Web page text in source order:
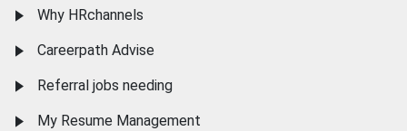
Why HRchannels
Careerpath Advise
Referral jobs needing
My Resume Management